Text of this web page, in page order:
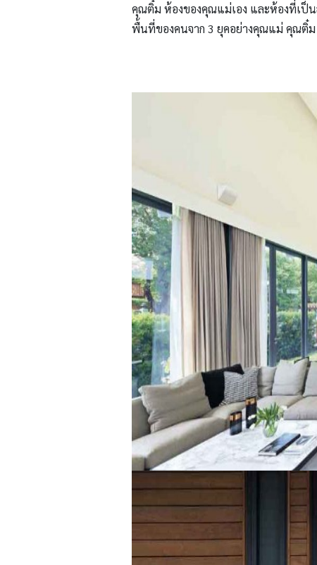
คุณติ๋ม ห้องของคุณแม่เอง และห้องที่เป็น
พื้นที่ของคนจาก 3 ยุคอย่างคุณแม่ คุณติ๋ม